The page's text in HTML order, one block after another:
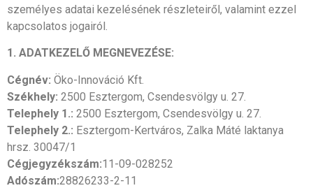
személyes adatai kezelésének részleteiről, valamint ezzel
kapcsolatos jogairól.
1. ADATKEZELŐ MEGNEVEZÉSE:
Cégnév: Öko-Innováció Kft.
Székhely: 2500 Esztergom, Csendesvölgy u. 27.
Telephely 1.: 2500 Esztergom, Csendesvölgy u. 27.
Telephely 2.: Esztergom-Kertváros, Zalka Máté laktanya
hrsz. 30047/1
Cégjegyzékszám:11-09-028252
Adószám:28826233-2-11